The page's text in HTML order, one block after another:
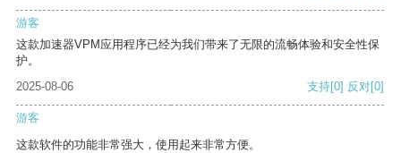
游客
这款加速器VPM应用程序已经为我们带来了无限的流畅体验和安全性保
护。
2025-08-06
支持[0] 反对[0]
游客
这款软件的功能非常强大，使用起来非常方便。